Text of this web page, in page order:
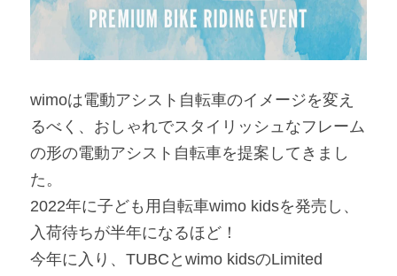
wimoは電動アシスト自転車のイメージを変え
るべく、おしゃれでスタイリッシュなフレーム
の形の電動アシスト自転車を提案してきまし
た。
2022年に子ども用自転車wimo kidsを発売し、
入荷待ちが半年になるほど！
今年に入り、TUBCとwimo kidsのLimited